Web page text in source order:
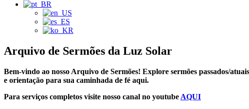
Arquivo de Sermões da Luz Solar
Bem-vindo ao nosso Arquivo de Sermões! Explore sermões passados/
e orientação para sua caminhada de fé aqui.
Para serviços completos visite nosso canal no youtube AQUI